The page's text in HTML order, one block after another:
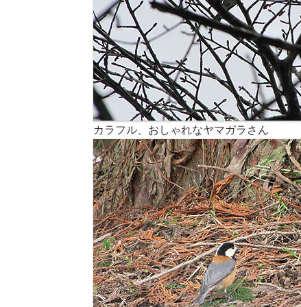
カラフル、おしゃれなヤマガラさん